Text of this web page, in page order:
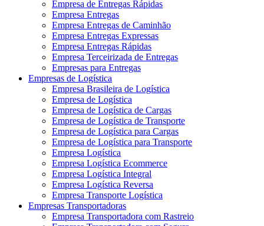
Empresa de Entregas Rápidas
Empresa Entregas
Empresa Entregas de Caminhão
Empresa Entregas Expressas
Empresa Entregas Rápidas
Empresa Terceirizada de Entregas
Empresas para Entregas
Empresas de Logística
Empresa Brasileira de Logística
Empresa de Logística
Empresa de Logística de Cargas
Empresa de Logística de Transporte
Empresa de Logística para Cargas
Empresa de Logística para Transporte
Empresa Logística
Empresa Logística Ecommerce
Empresa Logística Integral
Empresa Logística Reversa
Empresa Transporte Logística
Empresas Transportadoras
Empresa Transportadora com Rastreio